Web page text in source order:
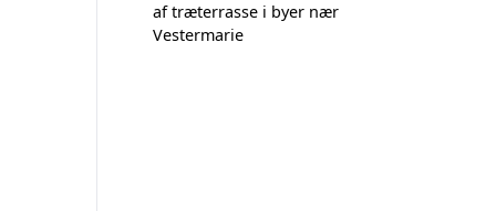
af træterrasse i byer nær
Vestermarie